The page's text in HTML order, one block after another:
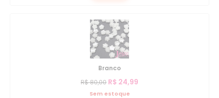
Branco
R$80,00 R$ 24,99
Sem estoque